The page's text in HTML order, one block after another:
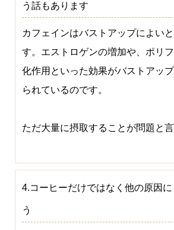
う話もあります
カフェインはバストアップによい
す。エストロゲンの増加や、ポリ
化作用といった効果がバストアッ
られているのです。
ただ大量に摂取することが問題と言
4.コーヒーだけではなく他の原因に
う